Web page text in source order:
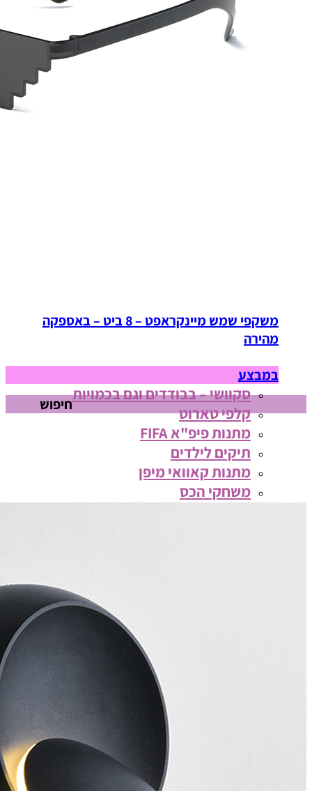
משקפי שמש מיינקראפט – 8 ביט – באספקה
מהירה
במבצע
סקוושי – בבודדים וגם בכמויות
קלפי טארוט
מתנות פיפ"א FIFA
תיקים לילדים
מתנות קאוואי מיפן
משחקי הכס
חיפוש